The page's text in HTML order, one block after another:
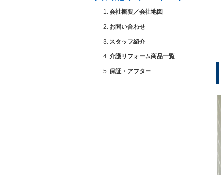
会社概要／会社地図
お問い合わせ
スタッフ紹介
介護リフォーム商品一覧
保証・アフター